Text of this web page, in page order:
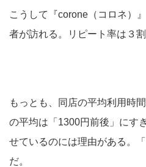
こうして『corone（コロネ）
者が訪れる。リピート率は３割
もっとも、同店の平均利用時
の平均は「1300円前後」にす
せているのには理由がある。
だ。